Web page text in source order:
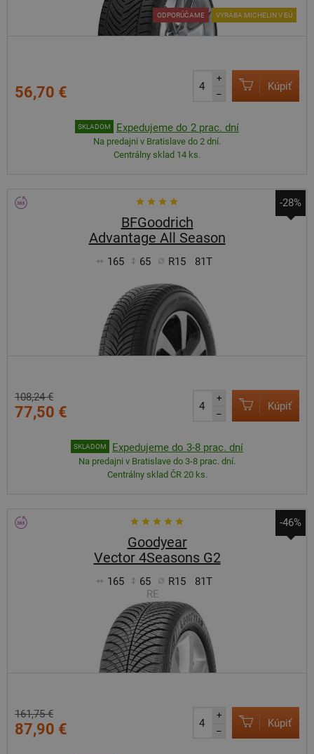
ODPORÚČAME VYRÁBA MICHELIN V EÚ
56,70 €
+
–
Kúpiť
SKLADOM Expedujeme do 2 prac. dní
Na predajni v Bratislave do 2 dní.
Centrálny sklad 14 ks.
-28%
BFGoodrich
Advantage All Season
165 65 R15 81T
108,24 €
77,50 €
+
–
Kúpiť
SKLADOM Expedujeme do 3-8 prac. dní
Na predajni v Bratislave do 3-8 prac. dní.
Centrálny sklad ČR 20 ks.
-46%
Goodyear
Vector 4Seasons G2
165 65 R15
81T
RE
161,75 €
87,90 €
+
–
Kúpiť